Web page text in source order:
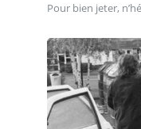
Pour bien jeter,